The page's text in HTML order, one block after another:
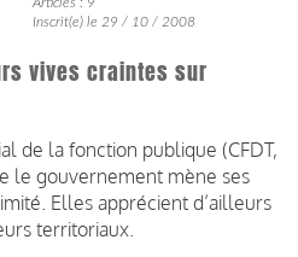
Inscrit(e) le 29 / 10 / 2008
vives craintes sur
de la fonction publique (CFDT,
le gouvernement mène ses
Elles apprécient d’ailleurs
territoriaux.